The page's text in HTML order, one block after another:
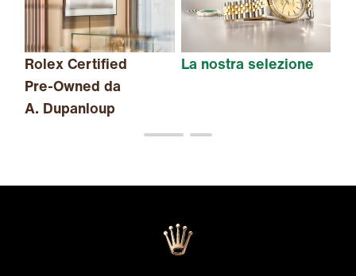
Rolex Certified
Pre-Owned da
A. Dupanloup
La nostra selezione